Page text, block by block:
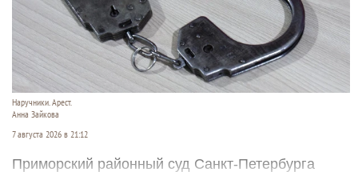
Наручники. Арест.
Анна Зайкова
7 августа 2026 в 21:12
Приморский районный суд Санкт-Петербурга